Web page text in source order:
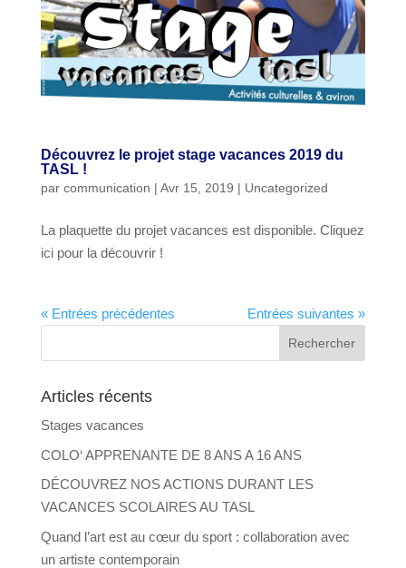
Découvrez le projet stage vacances 2019 du
TASL !
par communication | Avr 15, 2019 | Uncategorized
La plaquette du projet vacances est disponible. Cliquez
ici pour la découvrir !
« Entrées précédentes Entrées suivantes »
Articles récents
Stages vacances
COLO‘ APPRENANTE DE 8 ANS A 16 ANS
DÉCOUVREZ NOS ACTIONS DURANT LES
VACANCES SCOLAIRES AU TASL
Quand l’art est au cœur du sport : collaboration avec
un artiste contemporain